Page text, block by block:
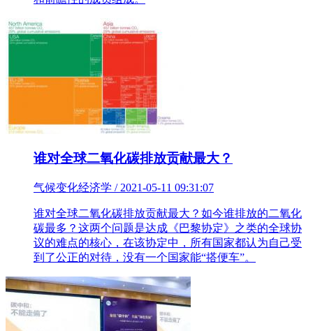
谁对全球二氧化碳排放贡献最大？
气候变化经济学 / 2021-05-11 09:31:07
谁对全球二氧化碳排放贡献最大？如今谁排放的二氧化
碳最多？这两个问题是达成《巴黎协定》之类的全球协
议的难点的核心，在该协定中，所有国家都认为自己受
到了公正的对待，没有一个国家能“搭便车”。